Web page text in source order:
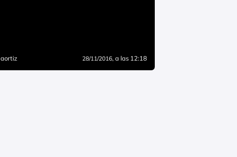
aortiz 28/11/2016, a las 12:18